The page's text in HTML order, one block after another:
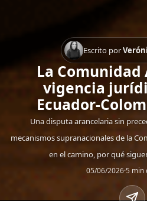
Escrito por
La Comunidad
vigencia
Ecuador-
Una disputa arancelaria sin
mecanismos supranacionales de la
en el camino, por qué
05/06/2026·5 min